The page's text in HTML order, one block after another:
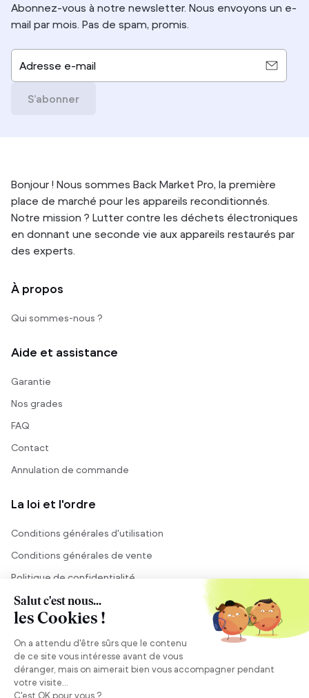
Abonnez-vous à notre newsletter. Nous envoyons un e-
mail par mois. Pas de spam, promis.
Adresse e-mail
S’abonner
Bonjour ! Nous sommes Back Market Pro, la première
place de marché pour les appareils reconditionnés.
Notre mission ? Lutter contre les déchets électroniques
en donnant une seconde vie aux appareils restaurés par
des experts.
À propos
Qui sommes-nous ?
Aide et assistance
Garantie
Nos grades
FAQ
Contact
Annulation de commande
La loi et l'ordre
Conditions générales d'utilisation
Conditions générales de vente
Politique de confidentialité
Mentions légales
Besoin de conseils ?
Se connecter